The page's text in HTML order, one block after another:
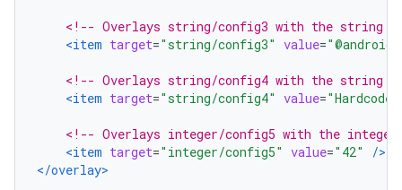
<!-- Overlays string/config3 with the string
<item target="string/config3" value=
<!-- Overlays string/config4 with the string
<item target="string/config4" value=
<!-- Overlays integer/config5 with the
<item target="integer/config5" value="42"
/>
</overlay>